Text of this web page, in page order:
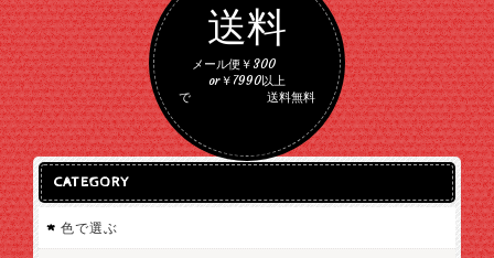
送料
メール便￥300
or￥7990以上
で 送料無料
CATEGORY
色で選ぶ